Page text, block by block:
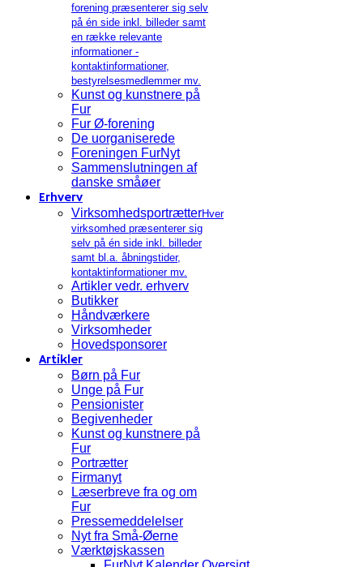
forening præsenterer sig selv
på én side inkl. billeder samt
en række relevante
informationer -
kontaktinformationer,
bestyrelsesmedlemmer mv.
Kunst og kunstnere på
Fur
Fur Ø-forening
De uorganiserede
Foreningen FurNyt
Sammenslutningen af
danske småøer
Erhverv
VirksomhedsportrætterHver
virksomhed præsenterer sig
selv på én side inkl. billeder
samt bl.a. åbningstider,
kontaktinformationer mv.
Artikler vedr. erhverv
Butikker
Håndværkere
Virksomheder
Hovedsponsorer
Artikler
Børn på Fur
Unge på Fur
Pensionister
Begivenheder
Kunst og kunstnere på
Fur
Portrætter
Firmanyt
Læserbreve fra og om
Fur
Pressemeddelelser
Nyt fra Små-Øerne
Værktøjskassen